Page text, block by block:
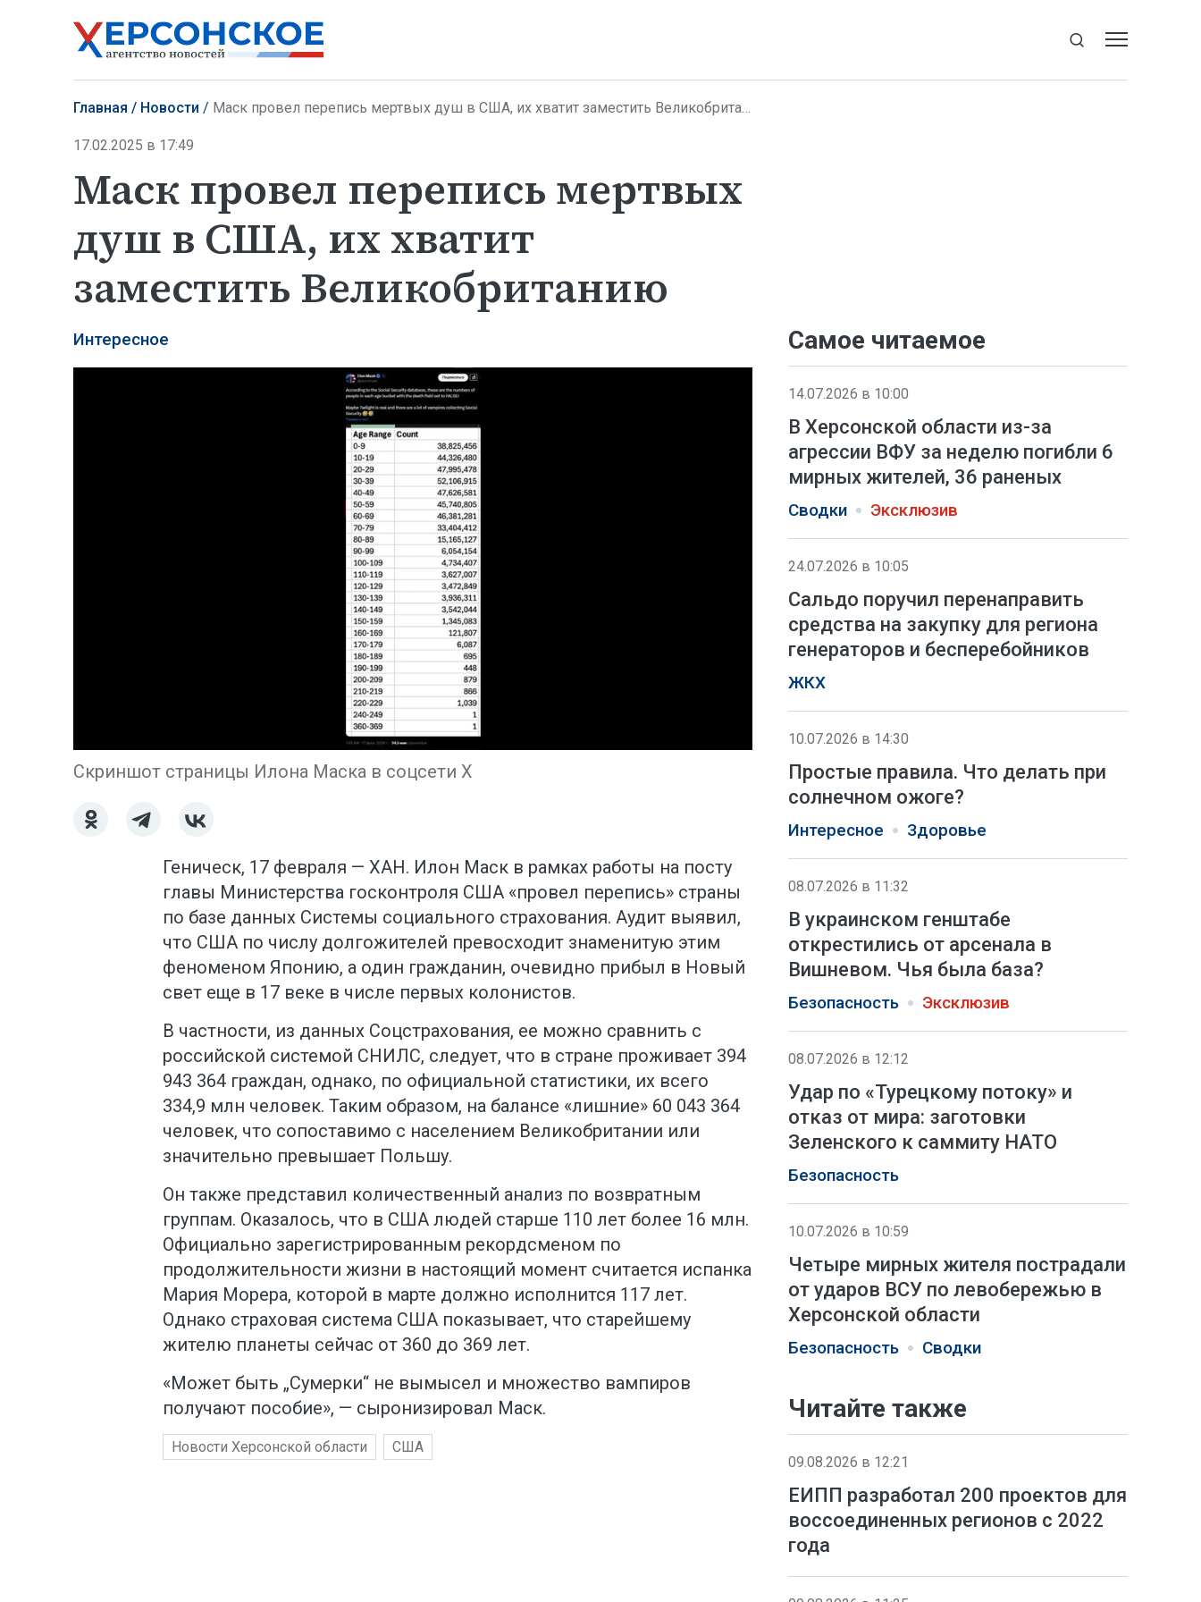
Главная Новости Маск провел перепись мертвых душ в США, их хватит заместить Великобританию
17.02.2025 в 17:49
Маск провел перепись мертвых
душ в США, их хватит
заместить Великобританию
Интересное
Скриншот страницы Илона Маска в соцсети Х
Геническ, 17 февраля — ХАН. Илон Маск в рамках работы на посту
главы Министерства госконтроля США «провел перепись» страны
по базе данных Системы социального страхования. Аудит выявил,
что США по числу долгожителей превосходит знаменитую этим
феноменом Японию, а один гражданин, очевидно прибыл в Новый
свет еще в 17 веке в числе первых колонистов.
В частности, из данных Соцстрахования, ее можно сравнить с
российской системой СНИЛС, следует, что в стране проживает 394
943 364 граждан, однако, по официальной статистики, их всего
334,9 млн человек. Таким образом, на балансе «лишние» 60 043 364
человек, что сопоставимо с населением Великобритании или
значительно превышает Польшу.
Он также представил количественный анализ по возвратным
группам. Оказалось, что в США людей старше 110 лет более 16 млн.
Официально зарегистрированным рекордсменом по
продолжительности жизни в настоящий момент считается испанка
Мария Морера, которой в марте должно исполнится 117 лет.
Однако страховая система США показывает, что старейшему
жителю планеты сейчас от 360 до 369 лет.
«Может быть „Сумерки“ не вымысел и множество вампиров
получают пособие», — сыронизировал Маск.
Новости Херсонской области США
Самое читаемое
14.07.2026 в 10:00
В Херсонской области из-за
агрессии ВФУ за неделю погибли 6
мирных жителей, 36 раненых
Сводки Эксклюзив
24.07.2026 в 10:05
Сальдо поручил перенаправить
средства на закупку для региона
генераторов и бесперебойников
ЖКХ
10.07.2026 в 14:30
Простые правила. Что делать при
солнечном ожоге?
Интересное Здоровье
08.07.2026 в 11:32
В украинском генштабе
открестились от арсенала в
Вишневом. Чья была база?
Безопасность Эксклюзив
08.07.2026 в 12:12
Удар по «Турецкому потоку» и
отказ от мира: заготовки
Зеленского к саммиту НАТО
Безопасность
10.07.2026 в 10:59
Четыре мирных жителя пострадали
от ударов ВСУ по левобережью в
Херсонской области
Безопасность Сводки
Читайте также
09.08.2026 в 12:21
ЕИПП разработал 200 проектов для
воссоединенных регионов с 2022
года